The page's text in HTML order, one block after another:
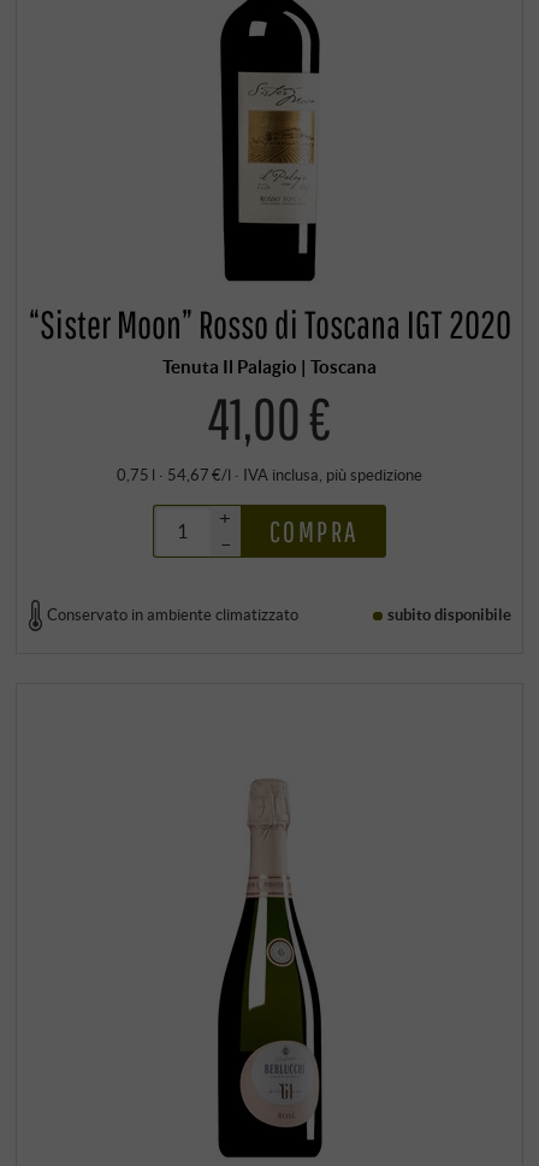
“Sister Moon” Rosso di Toscana IGT 2020
Tenuta Il Palagio | Toscana
41,00 €
0,75 l · 54,67 €/l · IVA inclusa , più spedizione
+
–
COMPRA
Conservato in ambiente climatizzato subito disponibile